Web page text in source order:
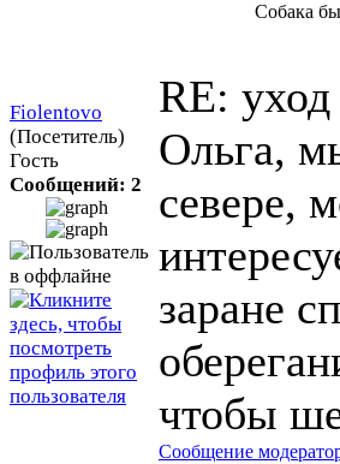
Собака
Fiolentovo
(Посетитель)
Гость
Сообщений: 2
RE:
Ольга,
севере,
заране
чтобы
Сообщение